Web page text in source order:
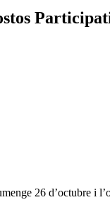
26 d’octubre i